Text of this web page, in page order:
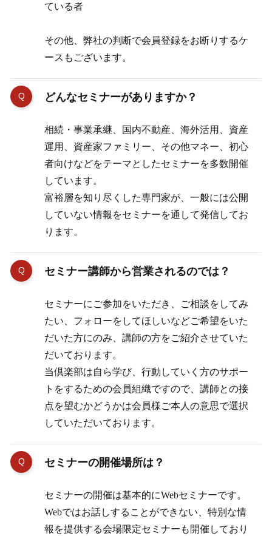
ている者
その他、弊社の判断で会員登録をお断りするケ
ースもございます。
どんなセミナーがありますか？
相続・事業承継、国内不動産、海外活用、資産
運用、資産家ファミリー、その他マネー、初心
者向けなどをテーマとしたセミナーを多数開催
しています。
富裕層を知り尽くした専門家が、一般には公開
していない情報をセミナーを通して発信してお
ります。
セミナー講師から営業されるのでは？
セミナーにご参加をいただき、ご相談をしてみ
たい、フォローをしてほしいなどご希望をいた
だいた方にのみ、講師の方をご紹介させていた
だいております。
当倶楽部は自ら学び、行動していく方のサポー
トをするための会員組織ですので、講師との接
点を望むかどうかは会員様ご本人の意思で選択
していただいております。
セミナーの開催場所は？
セミナーの開催は基本的にWebセミナーです。
Webではお話しすることができない、特別な情
報を提供する会場限定セミナーも開催しており